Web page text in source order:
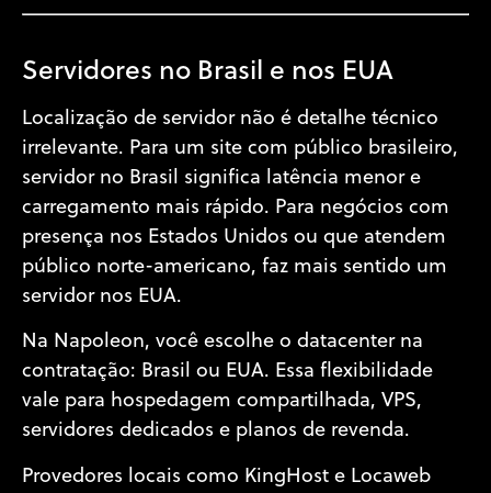
Servidores no Brasil e nos EUA
Localização de servidor não é detalhe técnico
irrelevante. Para um site com público brasileiro,
servidor no Brasil significa latência menor e
carregamento mais rápido. Para negócios com
presença nos Estados Unidos ou que atendem
público norte-americano, faz mais sentido um
servidor nos EUA.
Na Napoleon, você escolhe o datacenter na
contratação: Brasil ou EUA. Essa flexibilidade
vale para hospedagem compartilhada, VPS,
servidores dedicados e planos de revenda.
Provedores locais como KingHost e Locaweb